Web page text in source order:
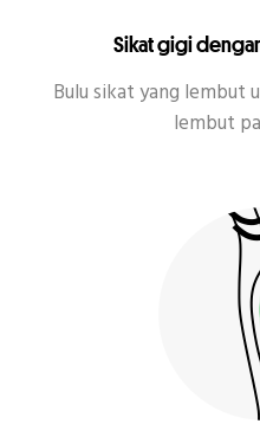
Sikat gigi
Bulu sikat yang lembut
lembut